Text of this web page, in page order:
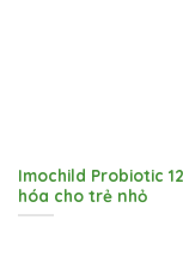
Imochild Probiotic
hóa cho trẻ nhỏ